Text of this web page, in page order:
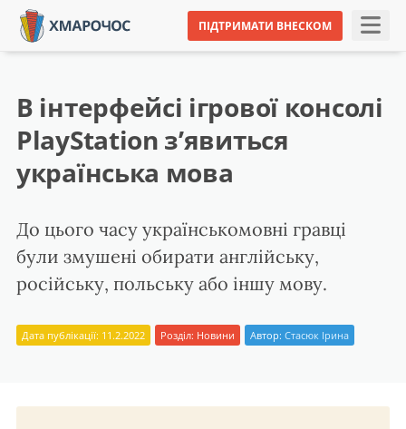
ПІДТРИМАТИ ВНЕСКОМ
В інтерфейсі ігрової консолі
PlayStation з’явиться
українська мова
До цього часу українськомовні гравці
були змушені обирати англійську,
російську, польську або іншу мову.
Дата публікації: 11.2.2022 Розділ: Новини Автор: Стасюк Ірина